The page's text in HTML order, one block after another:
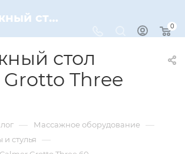
Массажный стол Calmer Grotto Three 60 – купить по цене 12990 руб. в интернет-магазине Dynamic-Sport
0
стол
Three
— Массажное оборудование —
стулья —